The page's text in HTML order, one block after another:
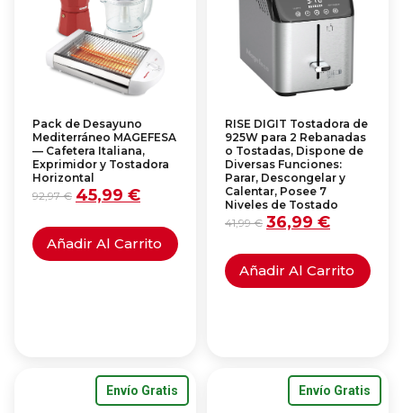
Pack de Desayuno
Mediterráneo MAGEFESA
— Cafetera Italiana,
Exprimidor y Tostadora
Horizontal
92,97€ 45,99 €
Añadir Al Carrito
RISE DIGIT Tostadora de
925W para 2 Rebanadas
o Tostadas, Dispone de
Diversas Funciones:
Parar, Descongelar y
Calentar, Posee 7
Niveles de Tostado
41,99€ 36,99 €
Añadir Al Carrito
Envío Gratis Envío Gratis